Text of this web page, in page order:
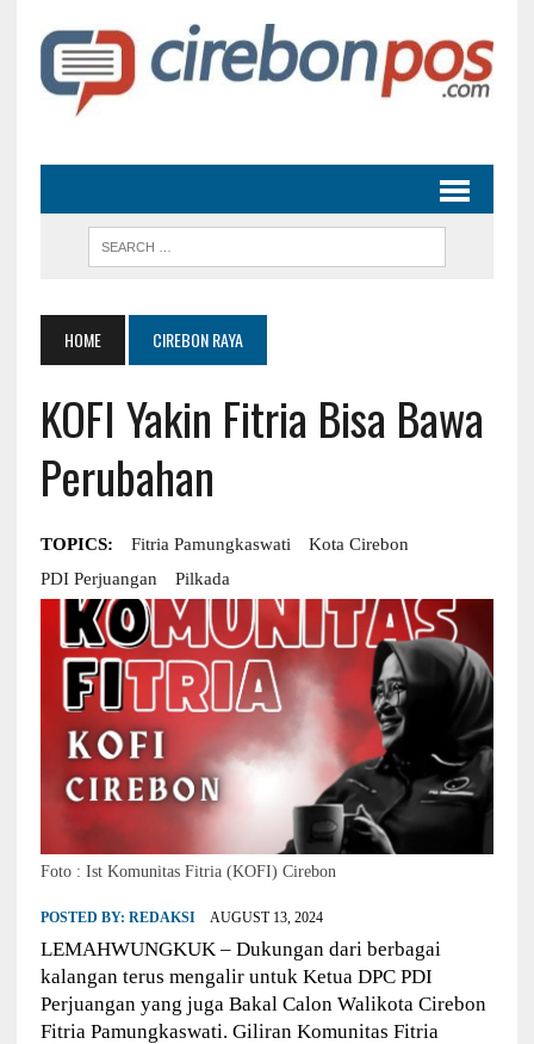
HOME CIREBON RAYA
KOFI Yakin Fitria Bisa Bawa
Perubahan
TOPICS: Fitria Pamungkaswati
Kota Cirebon
PDI Perjuangan
Pilkada
Foto : Ist Komunitas Fitria (KOFI) Cirebon
POSTED BY: REDAKSI AUGUST 13, 2024
LEMAHWUNGKUK – Dukungan dari berbagai
kalangan terus mengalir untuk Ketua DPC PDI
Perjuangan yang juga Bakal Calon Walikota Cirebon
Fitria Pamungkaswati. Giliran Komunitas Fitria